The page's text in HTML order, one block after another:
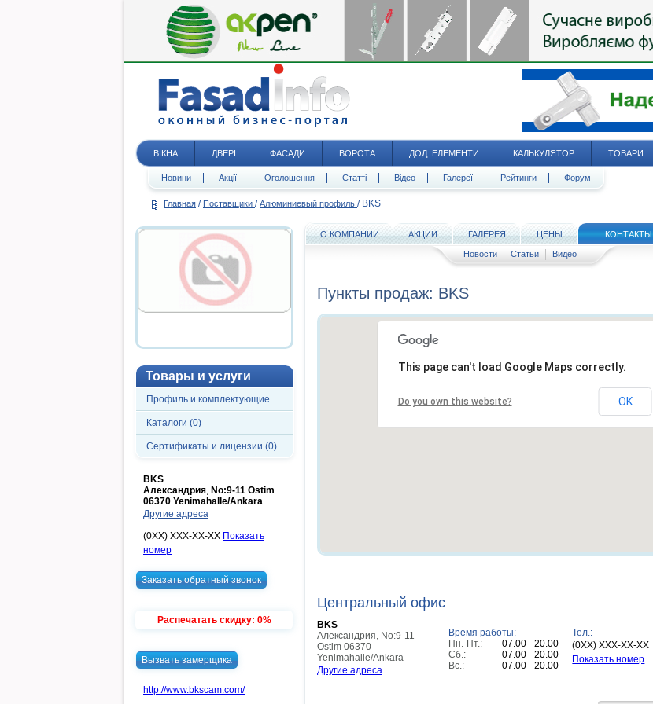
ВІКНА ДВЕРІ ФАСАДИ ВОРОТА ДОД. ЕЛЕМЕНТИ КАЛЬКУЛЯТОР ТОВАРИ
Новини Акції Оголошення Статті Відео Галереї Рейтинги Форум
Главная / Поставщики / Алюминиевый профиль / BKS
Товары и услуги
Профиль и комплектующие
Каталоги (0)
Сертификаты и лицензии (0)
BKS
Александрия, No:9-11 Ostim
06370 Yenimahalle/Ankara
Другие адреса
(0XX) XXX-XX-XX Показать
номер
Заказать обратный звонок
Распечатать скидку: 0%
Вызвать замерщика
http://www.bkscam.com/
О КОМПАНИИ АКЦИИ ГАЛЕРЕЯ ЦЕНЫ КОНТАКТЫ
Новости Статьи Видео
Пункты продаж: BKS
This page can't load Google Maps correctly.
Do you own this website? OK
Центральный офис
BKS
Александрия, No:9-11
Ostim 06370
Yenimahalle/Ankara
Другие адреса
Время работы:
Пн.-Пт.:
07.00 - 20.00
Сб.:
07.00 - 20.00
Вс.:
07.00 - 20.00
Тел.:
(0XX) XXX-XX-XX
Показать номер